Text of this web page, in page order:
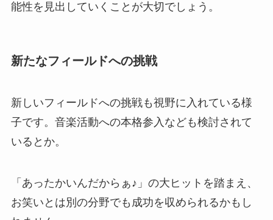
能性を見出していくことが大切でしょう。
新たなフィールドへの挑戦
新しいフィールドへの挑戦も視野に入れている様
子です。音楽活動への本格参入なども検討されて
いるとか。
「あったかいんだからぁ♪」の大ヒットを踏まえ、
お笑いとは別の分野でも成功を収められるかもし